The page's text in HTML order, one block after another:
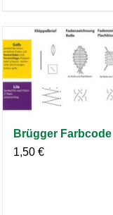
Brügger Farbcode
1,50 €